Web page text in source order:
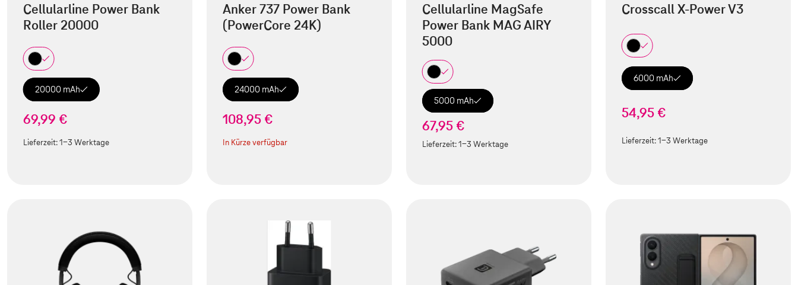
Cellularline Power Bank
Roller 20000
20000 mAh
69,99 €
Lieferzeit:1-3 Werktage
Anker 737 Power Bank
(PowerCore 24K)
24000 mAh
108,95 €
In Kürze verfügbar
Cellularline MagSafe
Power Bank MAG AIRY
5000
5000 mAh
67,95 €
Lieferzeit:1-3 Werktage
Crosscall X-Power V3
6000 mAh
54,95 €
Lieferzeit:1-3 Werktage